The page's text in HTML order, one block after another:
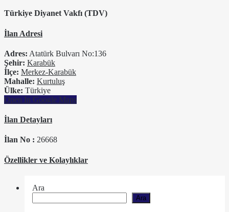
Türkiye Diyanet Vakfı (TDV)
İlan Adresi
Adres: Atatürk Bulvarı No:136
Şehir: Karabük
İlçe: Merkez-Karabük
Mahalle: Kurtuluş
Ülke: Türkiye
Open In Google Maps
İlan Detayları
İlan No : 26668
Özellikler ve Kolaylıklar
Ara
Ara